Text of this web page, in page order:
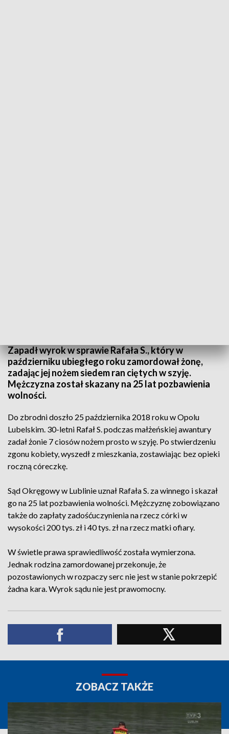
Zapadł wyrok w sprawie Rafała S., który w
październiku ubiegłego roku zamordował żonę,
zadając jej nożem siedem ran ciętych w szyję.
Mężczyzna został skazany na 25 lat pozbawienia
wolności.
Do zbrodni doszło 25 października 2018 roku w Opolu
Lubelskim. 30-letni Rafał S. podczas małżeńskiej awantury
zadał żonie 7 ciosów nożem prosto w szyję. Po stwierdzeniu
zgonu kobiety, wyszedł z mieszkania, zostawiając bez opieki
roczną córeczkę.
Sąd Okręgowy w Lublinie uznał Rafała S. za winnego i skazał
go na 25 lat pozbawienia wolności. Mężczyznę zobowiązano
także do zapłaty zadośćuczynienia na rzecz córki w
wysokości 200 tys. zł i 40 tys. zł na rzecz matki ofiary.
W świetle prawa sprawiedliwość została wymierzona.
Jednak rodzina zamordowanej przekonuje, że
pozostawionych w rozpaczy serc nie jest w stanie pokrzepić
żadna kara. Wyrok sądu nie jest prawomocny.
ZOBACZ TAKŻE